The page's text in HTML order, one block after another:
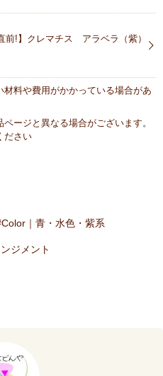
!】クレマチス アラベラ（紫）
料や費用がかかっている場合があ
ージと異なる場合がございます。
ださい
Color｜青・水色・紫系
ジメント